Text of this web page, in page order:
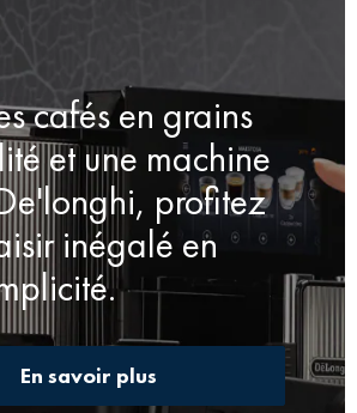
cafés en grains
et une machine
profitez
inégalé en
En savoir plus